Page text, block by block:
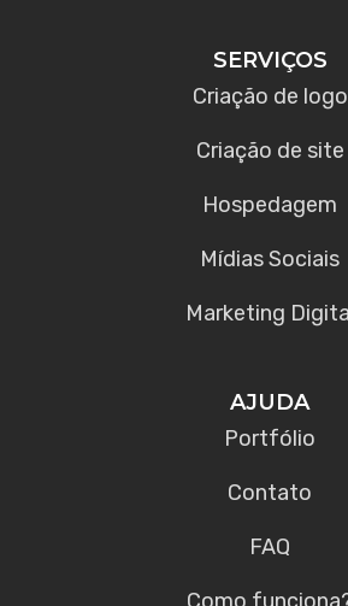
SERVIÇOS
Criação de logo
Criação de site
Hospedagem
Mídias Sociais
Marketing
AJUDA
Portfólio
Contato
FAQ